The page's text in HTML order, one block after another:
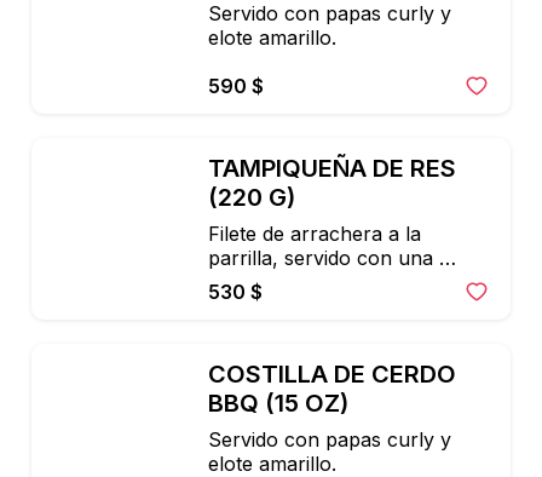
Servido con papas curly y
elote amarillo.
590 $
TAMPIQUEÑA DE RES
(220 G)
Filete de arrachera a la
parrilla, servido con una
enchilada
verde, frijoles, guacamole y
530 $
COSTILLA DE CERDO
BBQ (15 OZ)
Servido con papas curly y
elote amarillo.